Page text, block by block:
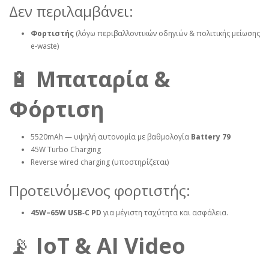
Δεν περιλαμβάνει:
Φορτιστής (λόγω περιβαλλοντικών οδηγιών & πολιτικής μείωσης
e‑waste)
🔋 Μπαταρία &
Φόρτιση
5520mAh — υψηλή αυτονομία με βαθμολογία Battery 79
45W Turbo Charging
Reverse wired charging (υποστηρίζεται)
Προτεινόμενος φορτιστής:
45W–65W USB‑C PD για μέγιστη ταχύτητα και ασφάλεια.
📡 IoT & AI Video